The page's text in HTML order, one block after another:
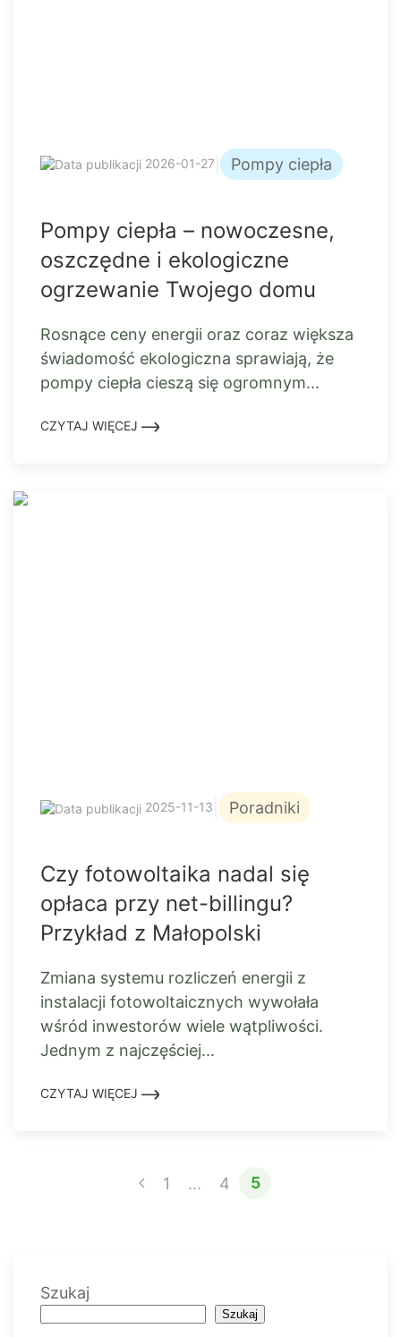
2026-01-27 Pompy ciepła
Pompy ciepła – nowoczesne,
oszczędne i ekologiczne
ogrzewanie Twojego domu
Rosnące ceny energii oraz coraz większa
świadomość ekologiczna sprawiają, że
pompy ciepła cieszą się ogromnym...
CZYTAJ WIĘCEJ
2025-11-13 Poradniki
Czy fotowoltaika nadal się
opłaca przy net-billingu?
Przykład z Małopolski
Zmiana systemu rozliczeń energii z
instalacji fotowoltaicznych wywołała
wśród inwestorów wiele wątpliwości.
Jednym z najczęściej...
CZYTAJ WIĘCEJ
1 ... 4 5
Szukaj
Szukaj